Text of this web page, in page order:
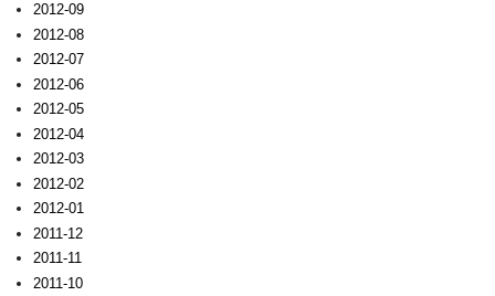
2012-09
2012-08
2012-07
2012-06
2012-05
2012-04
2012-03
2012-02
2012-01
2011-12
2011-11
2011-10